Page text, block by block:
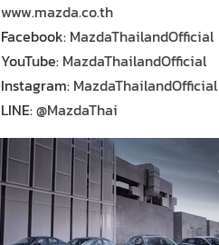
www.mazda.co.th
Facebook: MazdaThailandOfficial
YouTube: MazdaThailandOfficial
Instagram: MazdaThailandOfficial
LINE:@MazdaThai